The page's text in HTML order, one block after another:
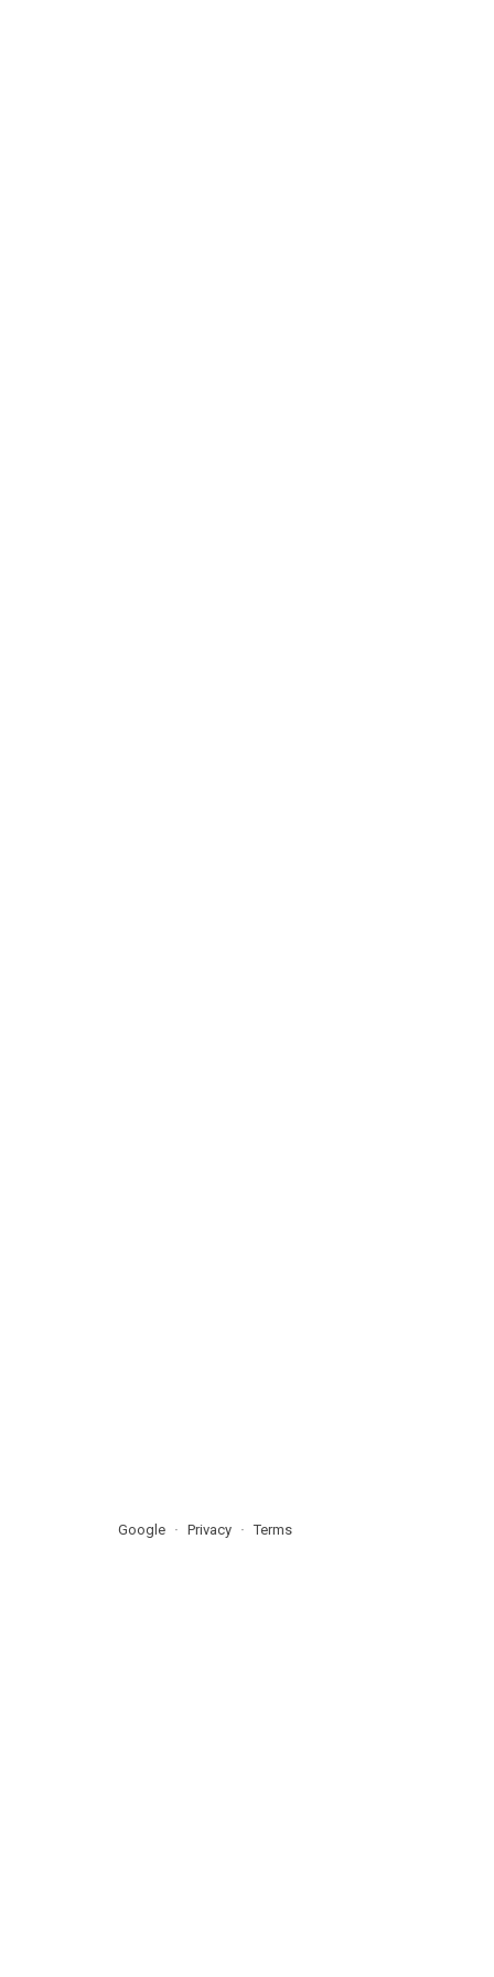
Google Privacy Terms